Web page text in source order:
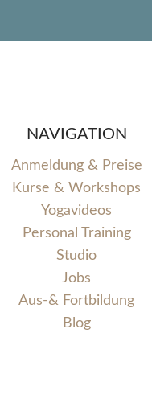
NAVIGATION
Anmeldung & Preise
Kurse & Workshops
Yogavideos
Personal Training
Studio
Jobs
Aus-& Fortbildung
Blog